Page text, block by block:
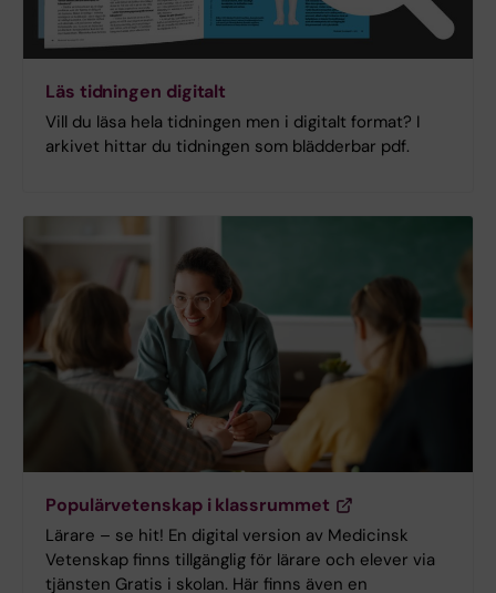
Läs tidningen digitalt
Vill du läsa hela tidningen men i digitalt format? I
arkivet hittar du tidningen som blädderbar pdf.
Populärvetenskap i klassrummet
Lärare – se hit! En digital version av Medicinsk
Vetenskap finns tillgänglig för lärare och elever via
tjänsten Gratis i skolan. Här finns även en